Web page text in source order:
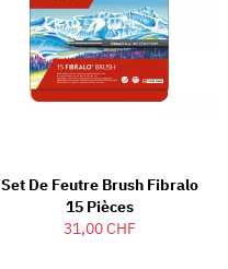
Set De Feutre Brush Fibralo
15 Pièces
31,00 CHF